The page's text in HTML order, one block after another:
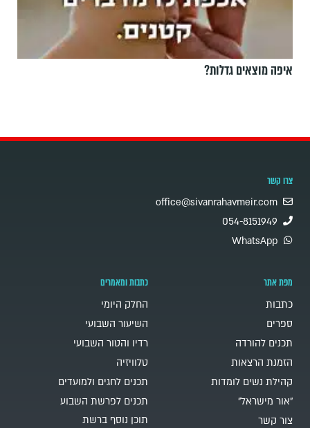
איפה מוצאים גדלות?
צרו קשר
office@sivanrahavmeir.com
054-8151949
WhatsApp
מפת אתר
כתבות
ספרים
תכנים להורדה
הזמנת הרצאות
קהילת נשים לומדות
"אור מישראל"
צור קשר
כתבות ומאמרים
החלק היומי
השיעור השבועי
רדיו והטור השבועי
טלוויזיה
תכנים לחגים ולמועדים
תכנים לפרשת השבוע
תוכן נוסף ברשת